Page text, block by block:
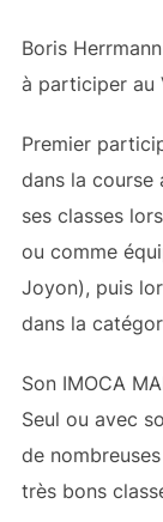
Boris
à participer au
Premier
dans la course
ses classes
ou comme
Joyon), puis
dans la
Son IMOCA
Seul ou avec
de
très bons